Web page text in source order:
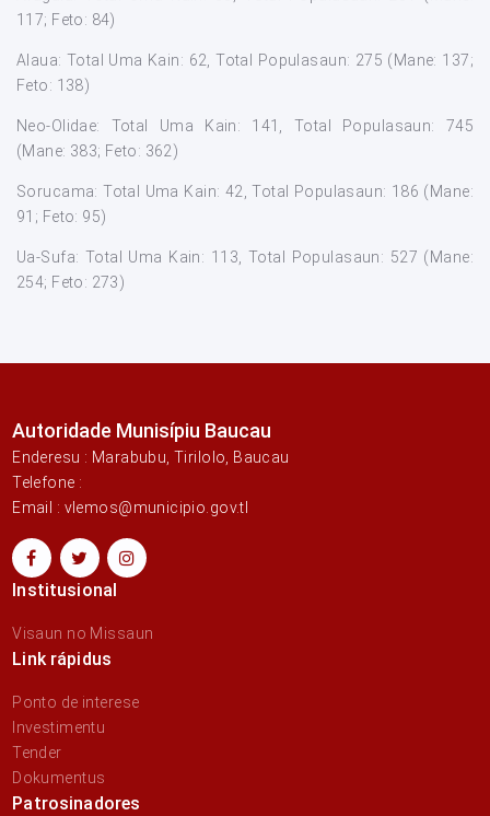
117; Feto: 84)
Alaua: Total Uma Kain: 62, Total Populasaun: 275 (Mane: 137;
Feto: 138)
Neo-Olidae: Total Uma Kain: 141, Total Populasaun: 745
(Mane: 383; Feto: 362)
Sorucama: Total Uma Kain: 42, Total Populasaun: 186 (Mane:
91; Feto: 95)
Ua-Sufa: Total Uma Kain: 113, Total Populasaun: 527 (Mane:
254; Feto: 273)
Autoridade Munisípiu Baucau
Enderesu : Marabubu, Tirilolo, Baucau
Telefone :
Email : vlemos@municipio.gov.tl
Institusional
Visaun no Missaun
Link rápidus
Ponto de interese
Investimentu
Tender
Dokumentus
Patrosinadores